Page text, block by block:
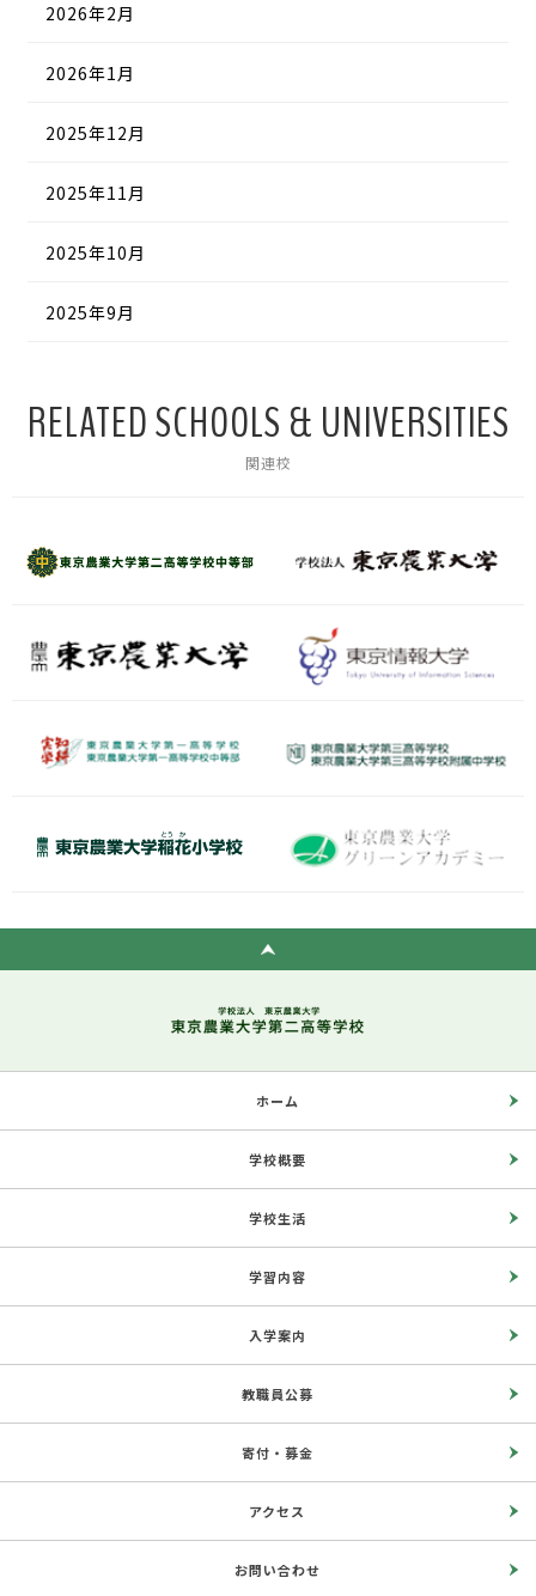
2026年2月
2026年1月
2025年12月
2025年11月
2025年10月
2025年9月
RELATED SCHOOLS & UNIVERSITIES
関連校
ホーム
学校概要
学校生活
学習内容
入学案内
教職員公募
寄付・募金
アクセス
お問い合わせ